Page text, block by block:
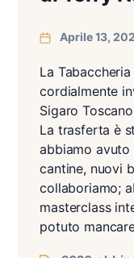
Aprile 13,
La
cordialmente
Sigaro
La trasferta è
abbiamo
cantine, nuovi
collaboriamo;
masterclass
potuto